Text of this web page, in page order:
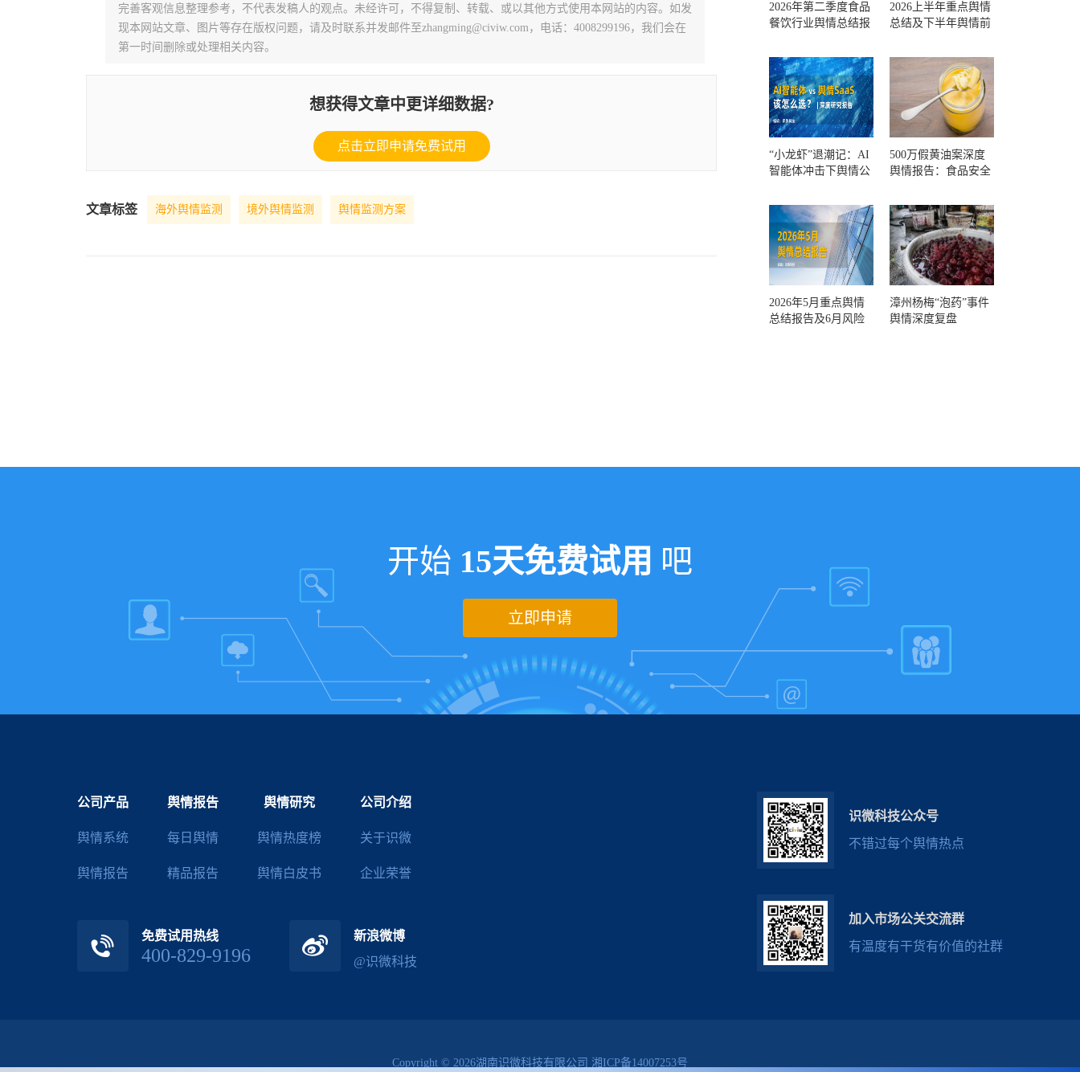
完善客观信息整理参考，不代表发稿人的观点。未经许可，不得复制、转载、或以其他方式使用本网站的内容。如发
现本网站文章、图片等存在版权问题，请及时联系并发邮件至zhangming@civiw.com，电话：4008299196，我们会在
第一时间删除或处理相关内容。
想获得文章中更详细数据?
点击立即申请免费试用
文章标签 海外舆情监测 境外舆情监测 舆情监测方案
2026年第二季度食品
餐饮行业舆情总结报
测
2026上半年重点舆情
总结及下半年舆情前
“小龙虾”退潮记：AI
智能体冲击下舆情公
500万假黄油案深度
舆情报告：食品安全
一环？
2026年5月重点舆情
总结报告及6月风险
漳州杨梅“泡药”事件
舆情深度复盘
开始 15天免费试用 吧
立即申请
公司产品
舆情系统
舆情报告
舆情报告
每日舆情
精品报告
舆情研究
舆情热度榜
舆情白皮书
公司介绍
关于识微
企业荣誉
免费试用热线
400-829-9196
新浪微博
@识微科技
识微科技公众号
不错过每个舆情热点
加入市场公关交流群
有温度有干货有价值的社群
Copyright © 2026湖南识微科技有限公司 湘ICP备14007253号